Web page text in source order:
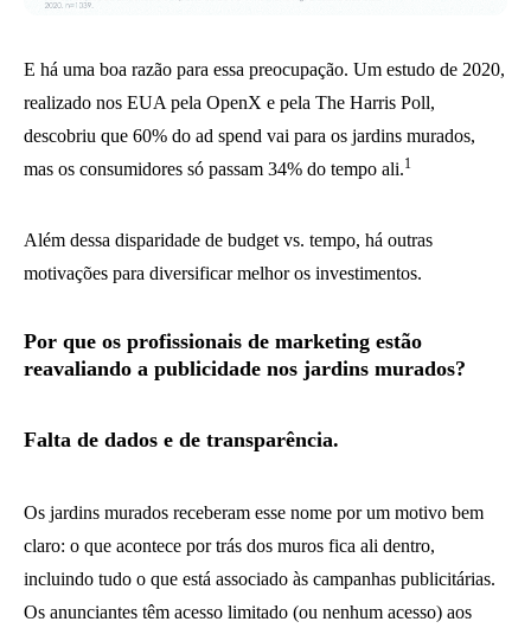
E há uma boa razão para essa preocupação. Um estudo de 2020,
realizado nos EUA pela OpenX e pela The Harris Poll,
descobriu que 60% do ad spend vai para os jardins murados,
mas os consumidores só passam 34% do tempo ali.1
Além dessa disparidade de budget vs. tempo, há outras
motivações para diversificar melhor os investimentos.
Por que os profissionais de marketing estão
reavaliando a publicidade nos jardins murados?
Falta de dados e de transparência.
Os jardins murados receberam esse nome por um motivo bem
claro: o que acontece por trás dos muros fica ali dentro,
incluindo tudo o que está associado às campanhas publicitárias.
Os anunciantes têm acesso limitado (ou nenhum acesso) aos